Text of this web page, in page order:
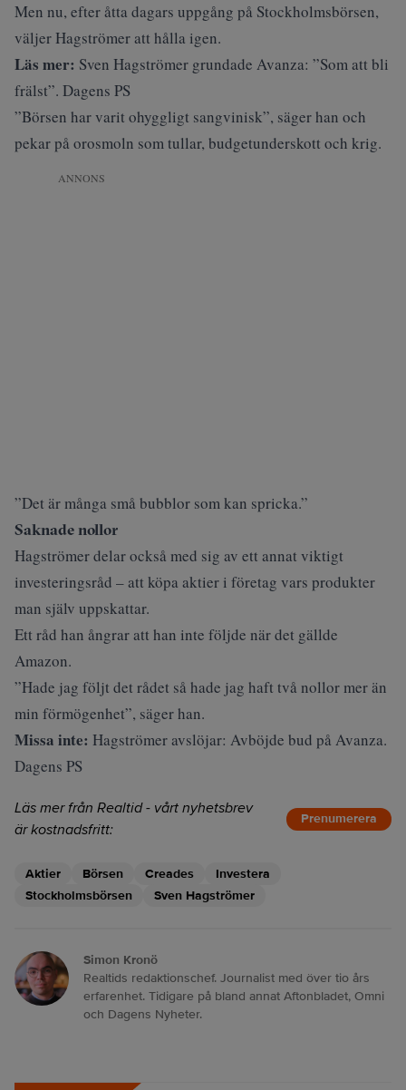
Men nu, efter åtta dagars uppgång på Stockholmsbörsen,
väljer Hagströmer att hålla igen.
Läs mer: Sven Hagströmer grundade Avanza: ”Som att bli
frälst”. Dagens PS
”Börsen har varit ohyggligt sangvinisk”, säger han och
pekar på orosmoln som tullar, budgetunderskott och krig.
ANNONS
”Det är många små bubblor som kan spricka.”
Saknade nollor
Hagströmer delar också med sig av ett annat viktigt
investeringsråd – att köpa aktier i företag vars produkter
man själv uppskattar.
Ett råd han ångrar att han inte följde när det gällde
Amazon.
”Hade jag följt det rådet så hade jag haft två nollor mer än
min förmögenhet”, säger han.
Missa inte: Hagströmer avslöjar: Avböjde bud på Avanza.
Dagens PS
Läs mer från Realtid - vårt nyhetsbrev
är kostnadsfritt:
Prenumerera
Aktier Börsen Creades
Investera
Stockholmsbörsen
Sven Hagströmer
Simon Kronö
Realtids redaktionschef. Journalist med över tio års
erfarenhet. Tidigare på bland annat Aftonbladet, Omni
och Dagens Nyheter.